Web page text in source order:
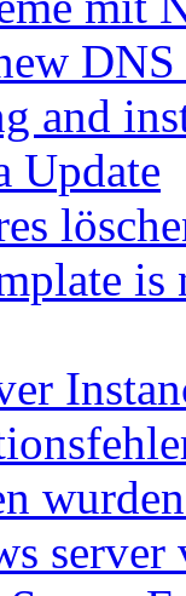
and
Update
server